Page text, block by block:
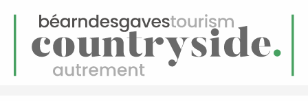
Menu
Homepage 5'+33 6 Section Salies-Sauveterre Médailles Militaires